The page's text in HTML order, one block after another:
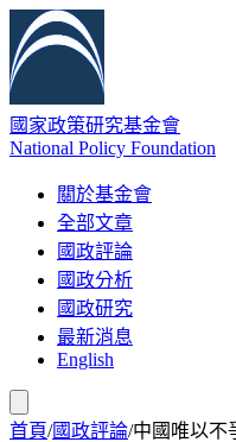
國家政策研究基金會
National Policy Foundation
關於基金會
全部文章
國政評論
國政分析
國政研究
最新消息
English
首頁/國政評論/中國唯以不